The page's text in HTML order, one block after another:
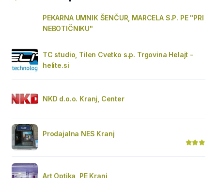
PEKARNA UMNIK ŠENČUR, MARCELA S.P. PE "PRI
NEBOTIČNIKU"
TC studio, Tilen Cvetko s.p. Trgovina Helajt -
helite.si
NKD d.o.o. Kranj, Center
Prodajalna NES Kranj
Art Optika, PE Kranj